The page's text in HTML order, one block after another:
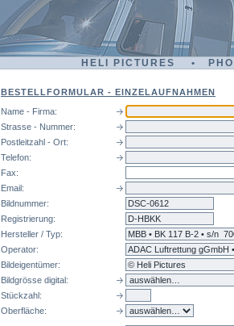
HELI PICTURES •
BESTELLFORMULAR - EINZELAUFNAHMEN
Name - Firma:
Strasse - Nummer:
Postleitzahl - Ort:
Telefon:
Fax:
Email:
Bildnummer:
Registrierung:
Hersteller / Typ:
Operator:
Bildeigentümer:
Bildgrösse digital:
Stückzahl:
Oberfläche: